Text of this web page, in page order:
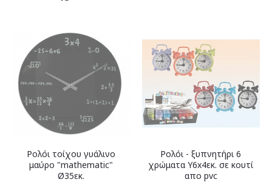
Ρολόι τοίχου γυάλινο
μαύρο "mathematic"
Ø35εκ.
Ρολόι - ξυπνητήρι 6
χρώματα Υ6x4εκ. σε κουτί
απο pvc